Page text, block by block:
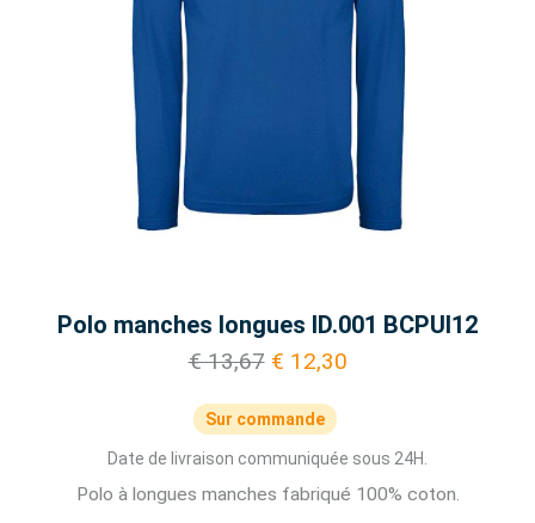
Polo manches longues ID.001 BCPUI12
€ 13,67 € 12,30
Sur commande
Date de livraison communiquée sous 24H.
Polo à longues manches fabriqué 100% coton.